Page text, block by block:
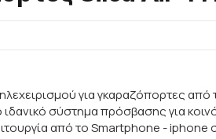
για γκαραζόπορτες από
ιδανικό σύστημα πρόσβασης για
από το Smartphone - iphone